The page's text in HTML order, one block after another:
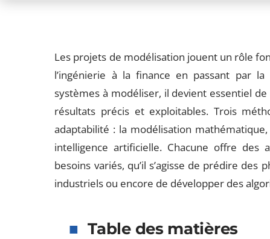
Les projets de modélisation jouent un rôle
l’ingénierie à la finance en passant par
systèmes à modéliser, il devient essentiel
résultats précis et exploitables. Trois
adaptabilité : la modélisation
intelligence artificielle. Chacune offre des
besoins variés, qu’il s’agisse de prédire
industriels ou encore de développer des
Table des matières